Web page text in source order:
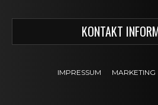
KONTAKT
IMPRESSUM MARKETING